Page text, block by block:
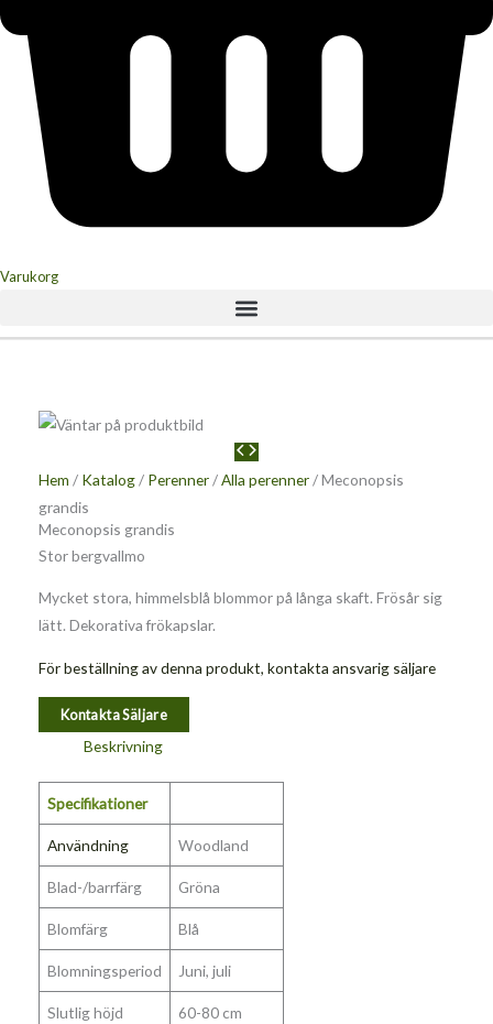
Varukorg
Hem / Katalog/ Perenner/Alla perenner/ Meconopsis
grandis
Meconopsis grandis
Stor bergvallmo
Mycket stora, himmelsblå blommor på långa skaft. Frösår sig
lätt. Dekorativa frökapslar.
För beställning av denna produkt, kontakta ansvarig säljare
Kontakta Säljare
Beskrivning
Specifikationer
Användning Woodland
Blad-/barrfärg Gröna
Blomfärg Blå
Blomningsperiod Juni, juli
Slutlig höjd 60-80 cm